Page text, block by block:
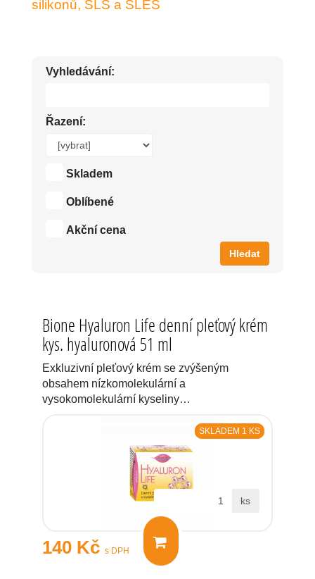
silikonů, SLS a SLES
Vyhledávání:
Řazení:
Skladem
Oblíbené
Akční cena
Hledat
Bione Hyaluron Life denní pleťový krém
kys. hyaluronová 51 ml
Exkluzivní pleťový krém se zvýšeným
obsahem nízkomolekulární a
vysokomolekulární kyseliny…
SKLADEM 1 KS
140 Kč s DPH
ks